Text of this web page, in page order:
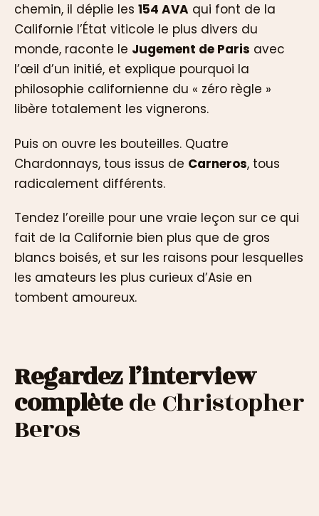
chemin, il déplie les 154 AVA qui font de la
Californie l’État viticole le plus divers du
monde, raconte le Jugement de Paris avec
l’œil d’un initié, et explique pourquoi la
philosophie californienne du « zéro règle »
libère totalement les vignerons.
Puis on ouvre les bouteilles. Quatre
Chardonnays, tous issus de Carneros, tous
radicalement différents.
Tendez l’oreille pour une vraie leçon sur ce qui
fait de la Californie bien plus que de gros
blancs boisés, et sur les raisons pour lesquelles
les amateurs les plus curieux d’Asie en
tombent amoureux.
Regardez l’interview
complètede Christopher
Beros